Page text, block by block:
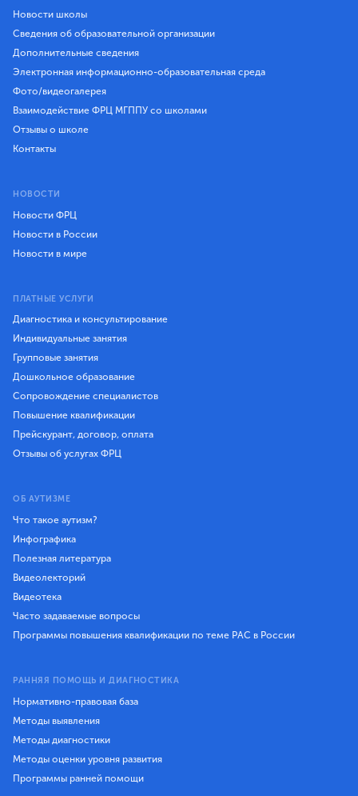
Новости школы
Сведения об образовательной организации
Дополнительные сведения
Электронная информационно-образовательная среда
Фото/видеогалерея
Взаимодействие ФРЦ МГППУ со школами
Отзывы о школе
Контакты
НОВОСТИ
Новости ФРЦ
Новости в России
Новости в мире
ПЛАТНЫЕ УСЛУГИ
Диагностика и консультирование
Индивидуальные занятия
Групповые занятия
Дошкольное образование
Сопровождение специалистов
Повышение квалификации
Прейскурант, договор, оплата
Отзывы об услугах ФРЦ
ОБ АУТИЗМЕ
Что такое аутизм?
Инфографика
Полезная литература
Видеолекторий
Видеотека
Часто задаваемые вопросы
Программы повышения квалификации по теме РАС в России
РАННЯЯ ПОМОЩЬ И ДИАГНОСТИКА
Нормативно-правовая база
Методы выявления
Методы диагностики
Методы оценки уровня развития
Программы ранней помощи